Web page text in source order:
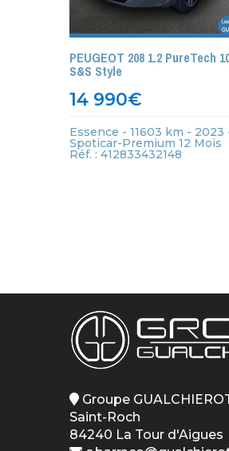
PEUGEOT 208 1.2 PureTech
S&S Style
14 990€
Essence - 11603 km - 2023
Spoticar-Premium 12 Mois
Réf. : 412833432148
Groupe
Saint-Roch
84240 La Tour d'Aigues